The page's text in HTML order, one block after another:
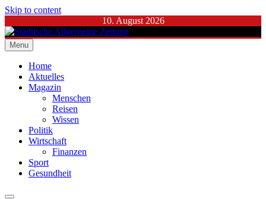
Skip to content
10. August 2026
Städtische Allgemeine Zeitung
Menu
Home
Aktuelles
Magazin
Menschen
Reisen
Wissen
Politik
Wirtschaft
Finanzen
Sport
Gesundheit